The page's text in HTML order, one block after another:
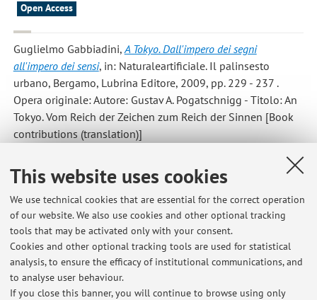
This website uses cookies
We use technical cookies that are essential for the correct operation
of our website. We also use cookies and other optional tracking
tools that may be activated only with your consent.
Cookies and other optional tracking tools are used for statistical
analysis, to ensure the efficacy of institutional communications, and
to analyse user behaviour.
If you close this banner, you will continue to browse using only
Open Access
Guglielmo Gabbiadini,A Tokyo. Dall'impero dei segni
all'impero dei sensi, in: Naturaleartificiale. Il palinsesto
urbano, Bergamo, Lubrina Editore, 2009, pp. 229 - 237 .
Opera originale: Autore: Gustav A. Pogatschnigg - Titolo: An
Tokyo. Vom Reich der Zeichen zum Reich der Sinnen [Book
contributions (translation)]
Guglielmo Gabbiadini ,Il segno di Mnemosine. Riflessioni
2008, 5, pp. 19 - 46 [Scientific article]
1 2 3